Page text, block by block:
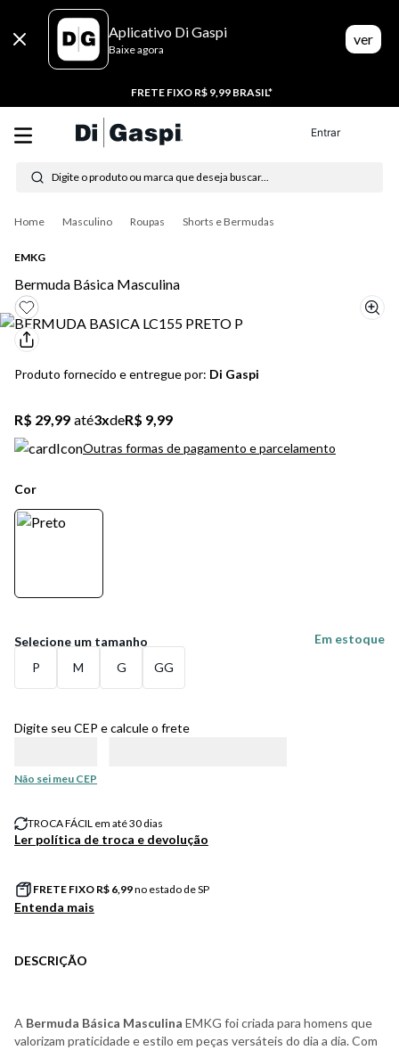
Aplicativo Di Gaspi
Baixe agora
ver
FRETE FIXO R$ 9,99 BRASIL*
Entrar
Digite o produto ou marca que deseja buscar...
Masculino Roupas Shorts e Bermudas
EMKG
Bermuda Básica Masculina
Produto fornecido e entregue por: Di Gaspi
R$ 29,99 até3xdeR$ 9,99
Outras formas de pagamento e parcelamento
Cor
P M G GG
Em estoque
Digite seu CEP e calcule o frete
Não sei meu CEP
TROCA FÁCIL em até 30 dias
Ler política de troca e devolução
FRETE FIXO R$ 6,99no estado de SP
Entenda mais
DESCRIÇÃO
A Bermuda Básica Masculina EMKG foi criada para homens que
valorizam praticidade e estilo em peças versáteis do dia a dia. Com
1º tênis feminino
2º tenis
3º moletom
4º tênis masculino
6º sandalia
7º
8º chuteira
10ºnew balance